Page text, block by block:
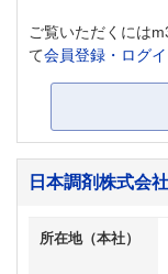
ご覧いただくには
て会員登録・ログ
日本調剤株式会社
所在地（本社）